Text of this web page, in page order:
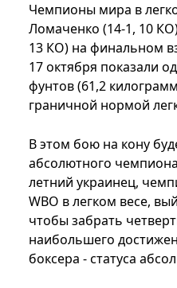
Чемпионы мира в
Ломаченко (14-1, 10
13 КО) на финальном
17 октября показали
фунтов (61,2
граничной нормой
В этом бою на кону
абсолютного
летний украинец,
WBO в легком весе,
чтобы забрать
наибольшего
боксера - статуса